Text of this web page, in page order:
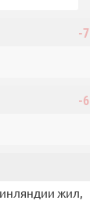
-7
-6
жил,